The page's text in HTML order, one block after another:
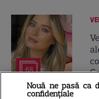
68
Nouă ne pasă ca
confidențiale